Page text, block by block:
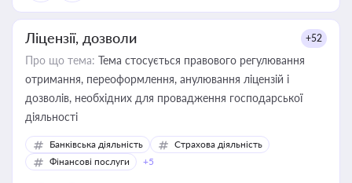
Ліцензії, дозволи +52
Про що тема: Тема стосується правового регулювання
отримання, переоформлення, анулювання ліцензій і
дозволів, необхідних для провадження господарської
діяльності
Банківська діяльність
Страхова діяльність
Фінансові послуги
+5